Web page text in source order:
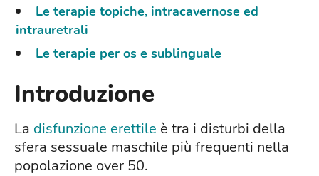
Le terapie topiche, intracavernose ed
intrauretrali
Le terapie per os e sublinguale
Introduzione
La disfunzione erettile è tra i disturbi della
sfera sessuale maschile più frequenti nella
popolazione over 50.